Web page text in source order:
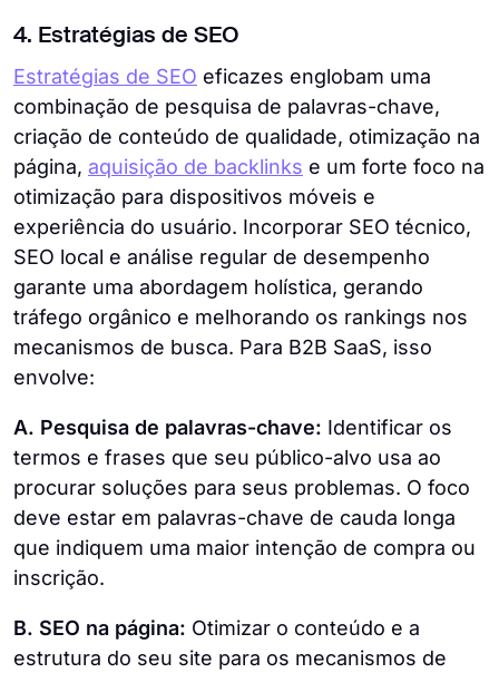
4. Estratégias de SEO
Estratégias de SEO eficazes englobam uma
combinação de pesquisa de palavras-chave,
criação de conteúdo de qualidade, otimização na
página, aquisição de backlinks e um forte foco na
otimização para dispositivos móveis e
experiência do usuário. Incorporar SEO técnico,
SEO local e análise regular de desempenho
garante uma abordagem holística, gerando
tráfego orgânico e melhorando os rankings nos
mecanismos de busca. Para B2B SaaS, isso
envolve:
A. Pesquisa de palavras-chave: Identificar os
termos e frases que seu público-alvo usa ao
procurar soluções para seus problemas. O foco
deve estar em palavras-chave de cauda longa
que indiquem uma maior intenção de compra ou
inscrição.
B. SEO na página: Otimizar o conteúdo e a
estrutura do seu site para os mecanismos de